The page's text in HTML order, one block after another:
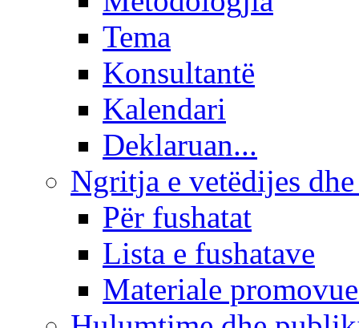
Tema
Konsultantë
Kalendari
Deklaruan...
Ngritja e vetëdijes
Për fushatat
Lista e fushatave
Materiale